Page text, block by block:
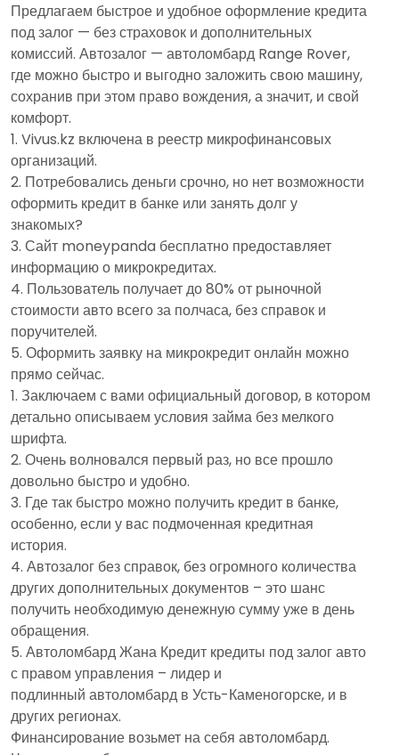
Предлагаем быстрое и удобное оформление кредита
под залог — без страховок и дополнительных
комиссий. Автозалог — автоломбард Range Rover,
где можно быстро и выгодно заложить свою машину,
сохранив при этом право вождения, а значит, и свой
комфорт.
Vivus.kz включена в реестр микрофинансовых
организаций.
Потребовались деньги срочно, но нет возможности
оформить кредит в банке или занять долг у
знакомых?
Сайт moneypanda бесплатно предоставляет
информацию о микрокредитах.
Пользователь получает до 80% от рыночной
стоимости авто всего за полчаса, без справок и
поручителей.
Оформить заявку на микрокредит онлайн можно
прямо сейчас.
Заключаем с вами официальный договор, в котором
детально описываем условия займа без мелкого
шрифта.
Очень волновался первый раз, но все прошло
довольно быстро и удобно.
Где так быстро можно получить кредит в банке,
особенно, если у вас подмоченная кредитная
история.
Автозалог без справок, без огромного количества
других дополнительных документов – это шанс
получить необходимую денежную сумму уже в день
обращения.
Автоломбард Жана Кредит кредиты под залог авто
с правом управления – лидер и
подлинный автоломбард в Усть-Каменогорске, и в
других регионах.
Финансирование возьмет на себя автоломбард.